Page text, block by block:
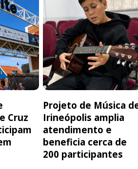
Cruz
Projeto de Música
Irineópolis amplia
atendimento e
beneficia cerca de
200 participantes